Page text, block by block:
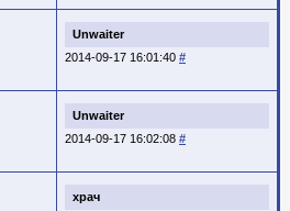
Unwaiter
2014-09-17 16:01:40 #
Unwaiter
2014-09-17 16:02:08 #
храч